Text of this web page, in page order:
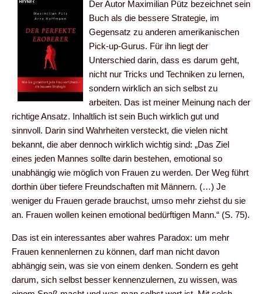
Der Autor Maximilian Pütz bezeichnet sein
Buch als die bessere Strategie, im
Gegensatz zu anderen amerikanischen
Pick-up-Gurus. Für ihn liegt der
Unterschied darin, dass es darum geht,
nicht nur Tricks und Techniken zu lernen,
sondern wirklich an sich selbst zu
arbeiten. Das ist meiner Meinung nach der
richtige Ansatz. Inhaltlich ist sein Buch wirklich gut und
sinnvoll. Darin sind Wahrheiten versteckt, die vielen nicht
bekannt, die aber dennoch wirklich wichtig sind: „Das Ziel
eines jeden Mannes sollte darin bestehen, emotional so
unabhängig wie möglich von Frauen zu werden. Der Weg führt
dorthin über tiefere Freundschaften mit Männern. (…) Je
weniger du Frauen gerade brauchst, umso mehr ziehst du sie
an. Frauen wollen keinen emotional bedürftigen Mann.“ (S. 75).
Das ist ein interessantes aber wahres Paradox: um mehr
Frauen kennenlernen zu können, darf man nicht davon
abhängig sein, was sie von einem denken. Sondern es geht
darum, sich selbst besser kennenzulernen, zu wissen, was